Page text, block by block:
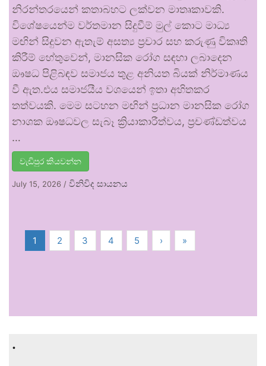
නිරන්තරයෙන් කතාබහට ලක්වන මාතෘකාවකි.
විශේෂයෙන්ම වර්තමාන සිදුවීම් මුල් කොට මාධ්‍ය
මඟින් සිදුවන ඇතැම් අසත්‍ය ප්‍රචාර සහ කරුණු විකෘති
කිරීම් හේතුවෙන්, මානසික රෝග සඳහා ලබාදෙන
ඖෂධ පිළිබඳව සමාජය තුළ අනියත බියක් නිර්මාණය
වී ඇත.එය සමාජයීය වශයෙන් ඉතා අහිතකර
තත්වයකි. මෙම සටහන මඟින් ප්‍රධාන මානසික රෝග
නාශක ඖෂධවල සැබෑ ක්‍රියාකාරීත්වය, ප්‍රචණ්ඩත්වය
…
වැඩිපුර කියවන්න
July 15, 2026 / විනිවිද සායනය
1 2 3 4 5 › »
.